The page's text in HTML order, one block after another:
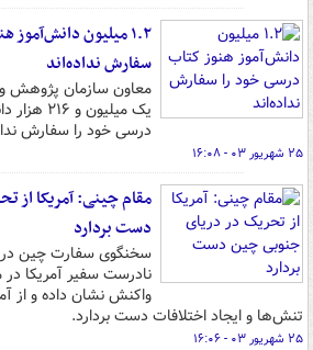
۱.۲ میلیون
سفارش نداده‌اند
معاون سازمان پژوهش
یک
درسی خود را سفارش
۲۵ شهریور ۰۳ - ۱۶:۰۸
مقام چینی: آمریکا از
دست بردارد
سخنگوی سفارت چین در
نادرست سفیر آمریکا
واکنش نشان داده و از
تنش‌ها و ایجاد اختلافات دست بردارد.
۲۵ شهریور ۰۳ - ۱۶:۰۶